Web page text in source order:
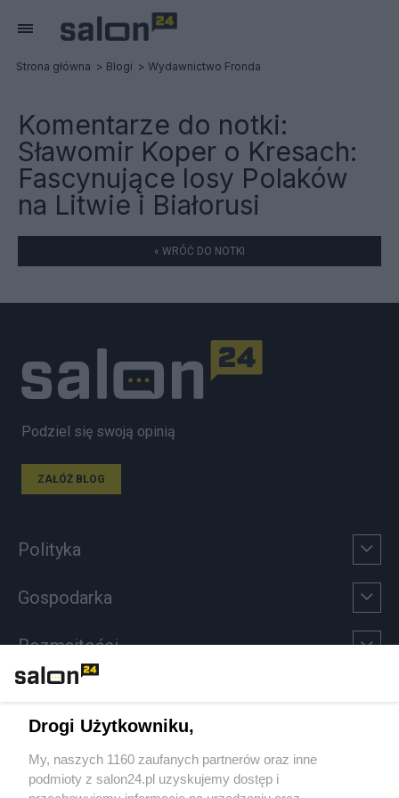
Strona główna Blogi Wydawnictwo Fronda
Komentarze do notki:
Sławomir Koper o Kresach:
Fascynujące losy Polaków
na Litwie i Białorusi
« WRÓĆ DO NOTKI
Podziel się swoją opinią
ZAŁÓŻ BLOG
Polityka
Gospodarka
Rozmaitości
Sport
Społeczeństwo
Drogi Użytkowniku,
My, naszych 1160 zaufanych partnerów oraz inne
podmioty z salon24.pl uzyskujemy dostęp i